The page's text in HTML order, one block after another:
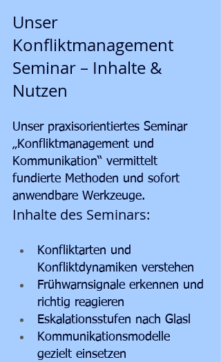
Unser
Konfliktmanagement
Seminar – Inhalte &
Nutzen
Unser praxisorientiertes Seminar
„Konfliktmanagement und
Kommunikation“ vermittelt
fundierte Methoden und sofort
anwendbare Werkzeuge.
Inhalte des Seminars:
Konfliktarten und
Konfliktdynamiken verstehen
Frühwarnsignale erkennen und
richtig reagieren
Eskalationsstufen nach Glasl
Kommunikationsmodelle
gezielt einsetzen